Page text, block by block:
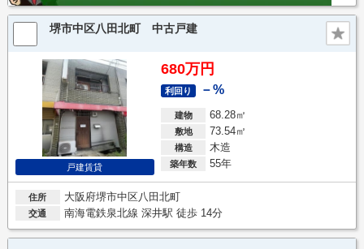
堺市中区八田北町 中古戸建
戸建賃貸
680万円
利回り －%
建物 68.28㎡
敷地 73.54㎡
構造 木造
築年数 55年
住所 大阪府堺市中区八田北町
交通 南海電鉄泉北線 深井駅 徒歩 14分